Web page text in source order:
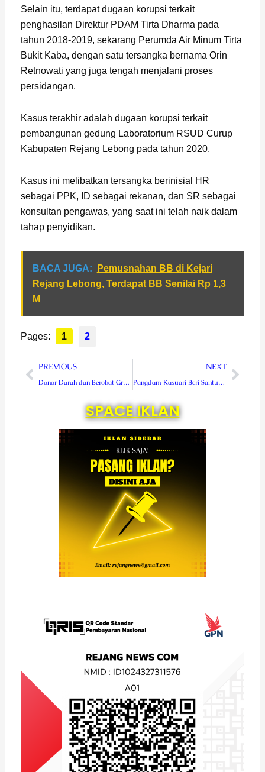
Selain itu, terdapat dugaan korupsi terkait
penghasilan Direktur PDAM Tirta Dharma pada
tahun 2018-2019, sekarang Perumda Air Minum Tirta
Bukit Kaba, dengan satu tersangka bernama Orin
Retnowati yang juga tengah menjalani proses
persidangan.
Kasus terakhir adalah dugaan korupsi terkait
pembangunan gedung Laboratorium RSUD Curup
Kabupaten Rejang Lebong pada tahun 2020.
Kasus ini melibatkan tersangka berinisial HR
sebagai PPK, ID sebagai rekanan, dan SR sebagai
konsultan pengawas, yang saat ini telah naik dalam
tahap penyidikan.
BACA JUGA:
Pemusnahan BB di Kejari
Rejang Lebong, Terdapat BB Senilai Rp 1,3
M
Pages: 1 2
Prev
PREVIOUS
Donor Darah dan Berobat Gratis Kodam Kasuari Tembus 550 Orang
NEXT
Pangdam Kasuari Beri Santunan Veteran, Warakawuri dan Anak Yatim
Next
SPACE IKLAN